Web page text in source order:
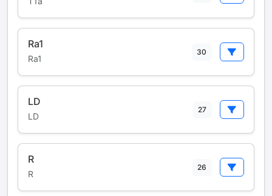
Ra1
Ra1
30
LD
LD
27
R
R
26